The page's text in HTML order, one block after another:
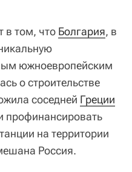
в том, что Болгария, в
южноевропейским
о строительстве
соседней Греции
профинансировать
на территории
Россия.